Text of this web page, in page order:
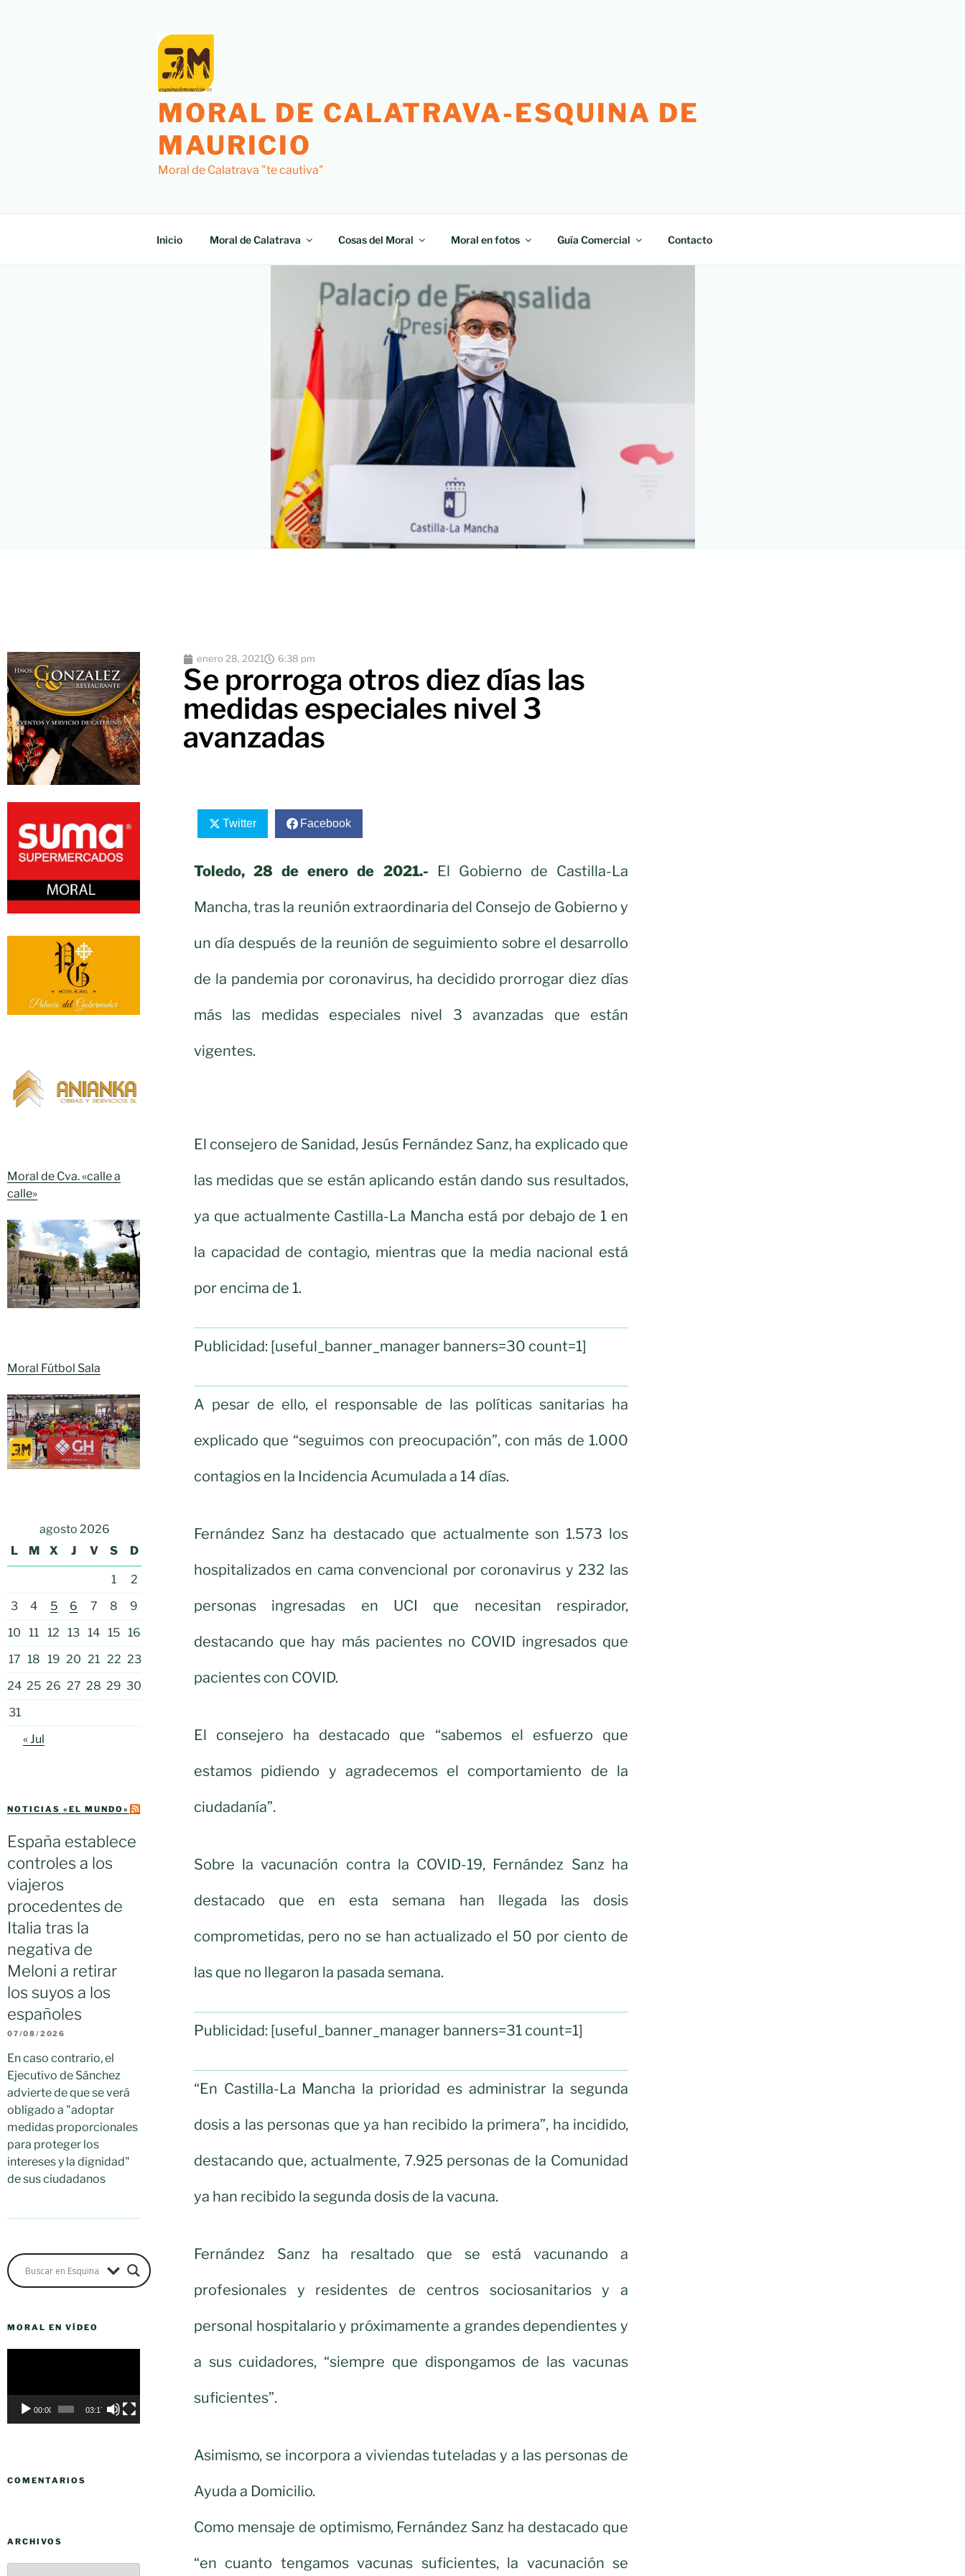
MORAL DE CALATRAVA-ESQUINA DE
MAURICIO
Moral de Calatrava "te cautiva"
Inicio Moral de Calatrava Cosas del Moral Moral en fotos Guía Comercial Contacto
Moral de Cva. «calle a
calle»
Moral Fútbol Sala
agosto 2026
L
M X J V S D
1
2
3
4 5 6 7 8
9
10
11 12 13 14 15 16
17 18 19 20 21 22 23
24 25 26 27 28 29 30
31
« Jul
NOTICIAS «EL MUNDO»
España establece
controles a los
viajeros
procedentes de
Italia tras la
negativa de
Meloni a retirar
los suyos a los
españoles
07/08/2026
En caso contrario, el
Ejecutivo de Sánchez
advierte de que se verá
obligado a "adoptar
medidas proporcionales
para proteger los
intereses y la dignidad"
de sus ciudadanos
MORAL EN VÍDEO
00:00 03:17
COMENTARIOS
ARCHIVOS
enero 28, 2021 6:38 pm
Se prorroga otros diez días las
medidas especiales nivel 3
avanzadas
Twitter Facebook
Toledo, 28 de enero de 2021.- El Gobierno de Castilla-La
Mancha, tras la reunión extraordinaria del Consejo de Gobierno y
un día después de la reunión de seguimiento sobre el desarrollo
de la pandemia por coronavirus, ha decidido prorrogar diez días
más las medidas especiales nivel 3 avanzadas que están
vigentes.
El consejero de Sanidad, Jesús Fernández Sanz, ha explicado que
las medidas que se están aplicando están dando sus resultados,
ya que actualmente Castilla-La Mancha está por debajo de 1 en
la capacidad de contagio, mientras que la media nacional está
por encima de 1.
Publicidad: [useful_banner_manager banners=30 count=1]
A pesar de ello, el responsable de las políticas sanitarias ha
explicado que “seguimos con preocupación”, con más de 1.000
contagios en la Incidencia Acumulada a 14 días.
Fernández Sanz ha destacado que actualmente son 1.573 los
hospitalizados en cama convencional por coronavirus y 232 las
personas ingresadas en UCI que necesitan respirador,
destacando que hay más pacientes no COVID ingresados que
pacientes con COVID.
El consejero ha destacado que “sabemos el esfuerzo que
estamos pidiendo y agradecemos el comportamiento de la
ciudadanía”.
Sobre la vacunación contra la COVID-19, Fernández Sanz ha
destacado que en esta semana han llegada las dosis
comprometidas, pero no se han actualizado el 50 por ciento de
las que no llegaron la pasada semana.
Publicidad: [useful_banner_manager banners=31 count=1]
“En Castilla-La Mancha la prioridad es administrar la segunda
dosis a las personas que ya han recibido la primera”, ha incidido,
destacando que, actualmente, 7.925 personas de la Comunidad
ya han recibido la segunda dosis de la vacuna.
Fernández Sanz ha resaltado que se está vacunando a
profesionales y residentes de centros sociosanitarios y a
personal hospitalario y próximamente a grandes dependientes y
a sus cuidadores, “siempre que dispongamos de las vacunas
suficientes”.
Asimismo, se incorpora a viviendas tuteladas y a las personas de
Ayuda a Domicilio.
Como mensaje de optimismo, Fernández Sanz ha destacado que
“en cuanto tengamos vacunas suficientes, la vacunación se